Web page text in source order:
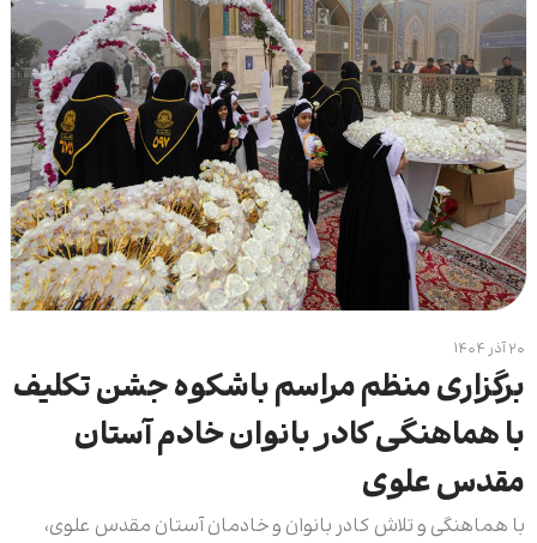
۲۰ آذر ۱۴۰۴
برگزاری منظم مراسم باشکوه جشن تکلیف
با هماهنگی کادر بانوان خادم آستان
مقدس علوی
با هماهنگی و تلاش کادر بانوان و خادمان آستان مقدس علوی،